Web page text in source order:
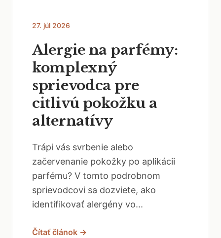
27. júl 2026
Alergie na parfémy:
komplexný
sprievodca pre
citlivú pokožku a
alternatívy
Trápi vás svrbenie alebo
začervenanie pokožky po aplikácii
parfému? V tomto podrobnom
sprievodcovi sa dozviete, ako
identifikovať alergény vo...
Čítať článok →